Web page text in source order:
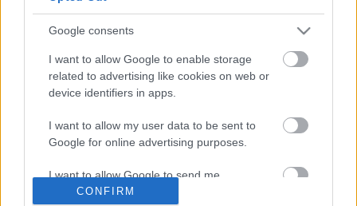
Google consents
I want to allow Google to enable storage
related to advertising like cookies on web or
device identifiers in apps.
I want to allow my user data to be sent to
Google for online advertising purposes.
I want to allow Google to send me
personalized advertising.
CONFIRM
Öt tanács a kutyabarát kerthez!
Megyeri Szabolcs•2022. április 08.
Ahol kert van, ott kutyának is lennie kell, tartja a
közvélekedés, hiszen a többség amolyan kötelező
kerti kelléknek tekinti a négylábút. Természetesen
egyáltalán nem kell minden kertbe kutya, már csak
azért sem, mert az általános tévhit szerint a
kutyának elegendő, ha szabadon van engedve a…